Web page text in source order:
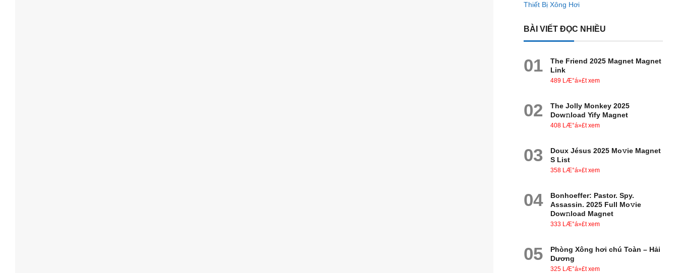
Thiết Bị Xông Hơi
BÀI VIẾT ĐỌC NHIỀU
01
The Friend 2025 Magnet Magnet
Link
489 LÆ°á»£t xem
02
The Jolly Monkey 2025
Dow𝚗load Yify Magnet
408 LÆ°á»£t xem
03
Doux Jésus 2025 Mo𝚟ie Magnet
S List
358 LÆ°á»£t xem
04
Bonhoeffer: Pastor. Spy.
Assassin. 2025 Full Mo𝚟ie
Dow𝚗load Magnet
333 LÆ°á»£t xem
05
Phòng Xông hơi chú Toàn – Hải
Dương
325 LÆ°á»£t xem